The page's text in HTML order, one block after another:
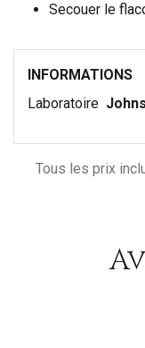
Secouer le
INFORMATIONS
Laboratoire
Tous les prix